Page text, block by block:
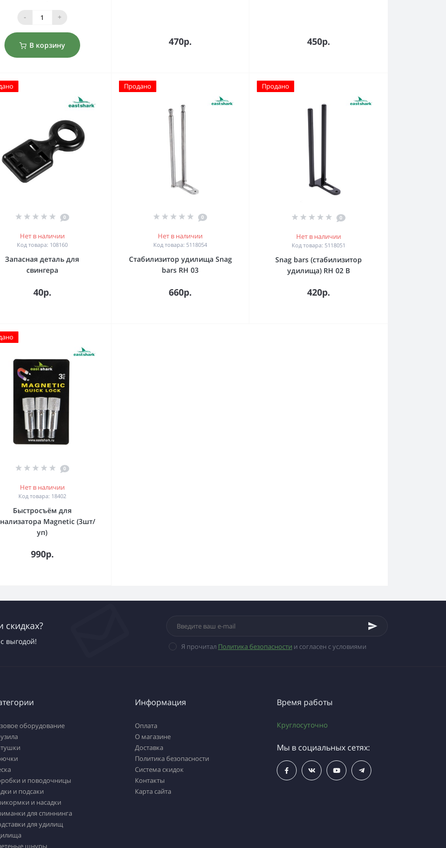
- +
В корзину 470р. 450р.
0
Нет в наличии
Код товара: 108160
Запасная деталь для
свингера
40р.
Продано
0
Нет в наличии
Код товара: 5118054
Стабилизитор удилища Snag
bars RH 03
660р.
Продано
0
Нет в наличии
Код товара: 5118051
Snag bars (стабилизитор
удилища) RH 02 B
420р.
0
Нет в наличии
Код товара: 18402
Быстросъём для
Magnetic (3шт/
уп)
990р.
скидках?
выгодой!
Я прочитал Политика безопасности и согласен с условиями
оборудование
и поводочницы
и подсаки
и насадки
для спиннинга
для удилищ
шнуры
Информация
Оплата
О магазине
Доставка
Политика безопасности
Система скидок
Контакты
Карта сайта
Время работы
Круглосуточно
Мы в социальных сетях: